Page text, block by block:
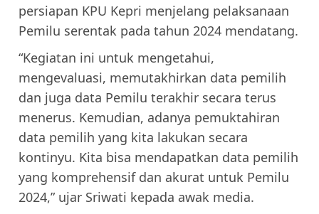
persiapan KPU Kepri menjelang pelaksanaan
Pemilu serentak pada tahun 2024 mendatang.
“Kegiatan ini untuk mengetahui,
mengevaluasi, memutakhirkan data pemilih
dan juga data Pemilu terakhir secara terus
menerus. Kemudian, adanya pemuktahiran
data pemilih yang kita lakukan secara
kontinyu. Kita bisa mendapatkan data pemilih
yang komprehensif dan akurat untuk Pemilu
2024,” ujar Sriwati kepada awak media.